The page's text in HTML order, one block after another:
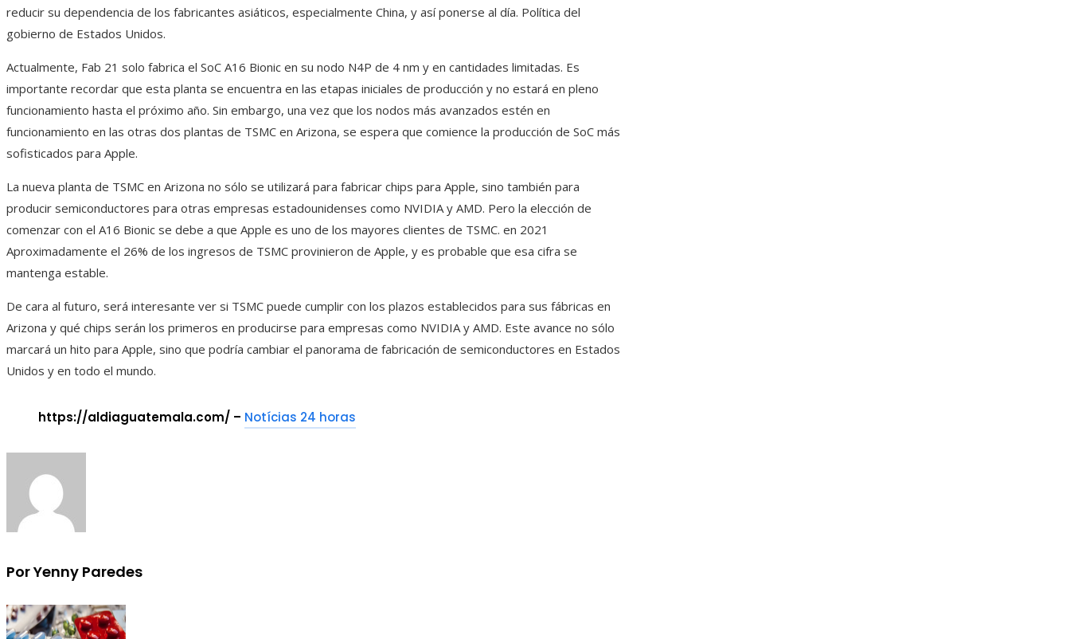
reducir su dependencia de los fabricantes asiáticos, especialmente China, y así ponerse al día. Política del
gobierno de Estados Unidos.
Actualmente, Fab 21 solo fabrica el SoC A16 Bionic en su nodo N4P de 4 nm y en cantidades limitadas. Es
importante recordar que esta planta se encuentra en las etapas iniciales de producción y no estará en pleno
funcionamiento hasta el próximo año. Sin embargo, una vez que los nodos más avanzados estén en
funcionamiento en las otras dos plantas de TSMC en Arizona, se espera que comience la producción de SoC más
sofisticados para Apple.
La nueva planta de TSMC en Arizona no sólo se utilizará para fabricar chips para Apple, sino también para
producir semiconductores para otras empresas estadounidenses como NVIDIA y AMD. Pero la elección de
comenzar con el A16 Bionic se debe a que Apple es uno de los mayores clientes de TSMC. en 2021
Aproximadamente el 26% de los ingresos de TSMC provinieron de Apple, y es probable que esa cifra se
mantenga estable.
De cara al futuro, será interesante ver si TSMC puede cumplir con los plazos establecidos para sus fábricas en
Arizona y qué chips serán los primeros en producirse para empresas como NVIDIA y AMD. Este avance no sólo
marcará un hito para Apple, sino que podría cambiar el panorama de fabricación de semiconductores en Estados
Unidos y en todo el mundo.
https://aldiaguatemala.com/ – Notícias 24 horas
Por Yenny Paredes